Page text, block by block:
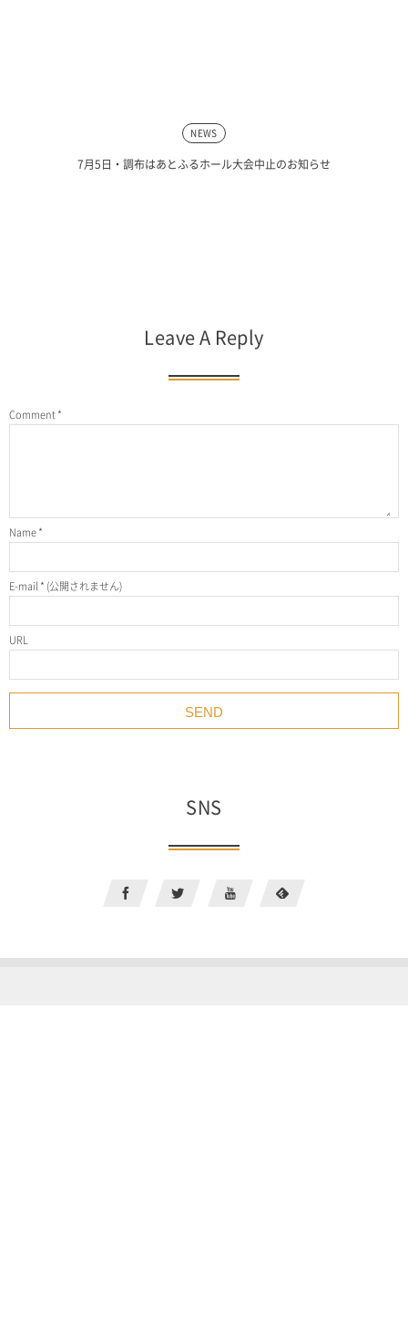
NEWS
7月5日・調布はあとふるホール大会中止のお知らせ
Leave A Reply
Comment*
Name*
E-mail * (公開されません)
URL
SNS